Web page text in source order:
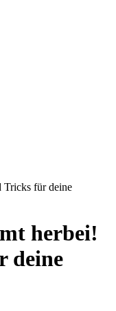
herbei!
deine